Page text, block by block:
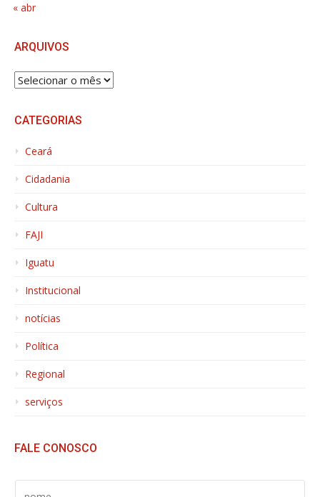
« abr
ARQUIVOS
ARQUIVOS
CATEGORIAS
Ceará
Cidadania
Cultura
FAJI
Iguatu
Institucional
notícias
Política
Regional
serviços
FALE CONOSCO